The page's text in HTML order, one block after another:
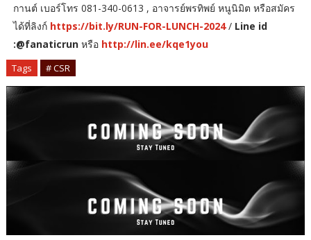
กานต์ เบอร์โทร 081-340-0613 , อาจารย์พรทิพย์ หนูนิมิต หรือสมัคร
ได้ที่ลิงก์ https://bit.ly/RUN-FOR-LUNCH-2024/ Line id
:@fanaticrunหรือ http://lin.ee/kqe1you
Tags # CSR